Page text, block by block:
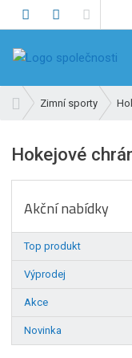
v
d
s
r
n
Zimní sporty
Hokejové
Akční nabídky
Top produkt
Výprodej
Akce
Novinka